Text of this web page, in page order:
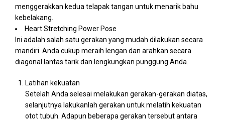
menggerakkan kedua telapak tangan untuk menarik bahu
kebelakang.
Heart Stretching Power Pose
Ini adalah salah satu gerakan yang mudah dilakukan secara
mandiri. Anda cukup meraih lengan dan arahkan secara
diagonal lantas tarik dan lengkungkan punggung Anda.
Latihan kekuatan
Setelah Anda selesai melakukan gerakan-gerakan diatas,
selanjutnya lakukanlah gerakan untuk melatih kekuatan
otot tubuh. Adapun beberapa gerakan tersebut antara